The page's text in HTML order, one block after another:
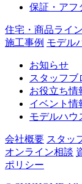
保証・アフ
住宅・商品ライ
施工事例 モデル
お知らせ
スタッフブ
お役立ち情
イベント情
モデルハウ
会社概要 スタッ
オンライン相談
ポリシー